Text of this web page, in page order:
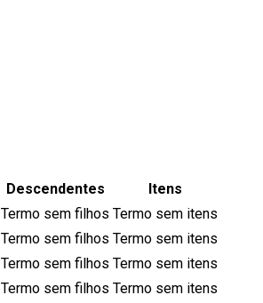
Descendentes
Itens
Termo sem filhos Termo sem itens
Termo sem filhos Termo sem itens
Termo sem filhos Termo sem itens
Termo sem filhos Termo sem itens